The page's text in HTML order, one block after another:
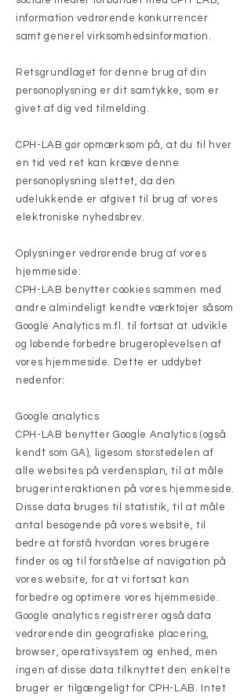
information vedrørende konkurrencer
samt generel virksomhedsinformation.
Retsgrundlaget for denne brug af din
personoplysning er dit samtykke, som er
givet af dig ved tilmelding.
CPH-LAB gør opmærksom på, at du til hver
en tid ved ret kan kræve denne
personoplysning slettet, da den
udelukkende er afgivet til brug af vores
elektroniske nyhedsbrev.
Oplysninger vedrørende brug af vores
hjemmeside:
CPH-LAB benytter cookies sammen med
andre almindeligt kendte værktøjer såsom
Google Analytics m.fl. til fortsat at udvikle
og løbende forbedre brugeroplevelsen af
vores hjemmeside. Dette er uddybet
nedenfor:
Google analytics
CPH-LAB benytter Google Analytics (også
kendt som GA), ligesom størstedelen af
alle websites på verdensplan, til at måle
brugerinteraktionen på vores hjemmeside.
Disse data bruges til statistik, til at måle
antal besøgende på vores website, til
bedre at forstå hvordan vores brugere
finder os og til forståelse af navigation på
vores website, for at vi fortsat kan
forbedre og optimere vores hjemmeside.
Google analytics registrerer også data
vedrørende din geografiske placering,
browser, operativsystem og enhed, men
ingen af disse data tilknyttet den enkelte
bruger er tilgængeligt for CPH-LAB. Intet